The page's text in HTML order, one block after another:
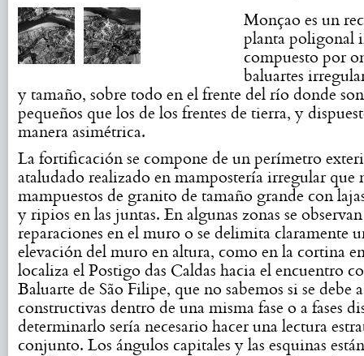
Monçao es un
planta poligonal
compuesto por
baluartes
y tamaño, sobre todo en el frente del río donde
pequeños que los de los frentes de tierra, y
manera asimétrica.
La fortificación se compone de un perímetro
ataludado realizado en mampostería irregular que
mampuestos de granito de tamaño grande con
y ripios en las juntas. En algunas zonas se observan
reparaciones en el muro o se delimita claramente
elevación del muro en altura, como en la cortina
localiza el Postigo das Caldas hacia el encuentro
Baluarte de São Filipe, que no sabemos si se debe
constructivas dentro de una misma fase o a fases
determinarlo sería necesario hacer una lectura
conjunto. Los ángulos capitales y las esquinas